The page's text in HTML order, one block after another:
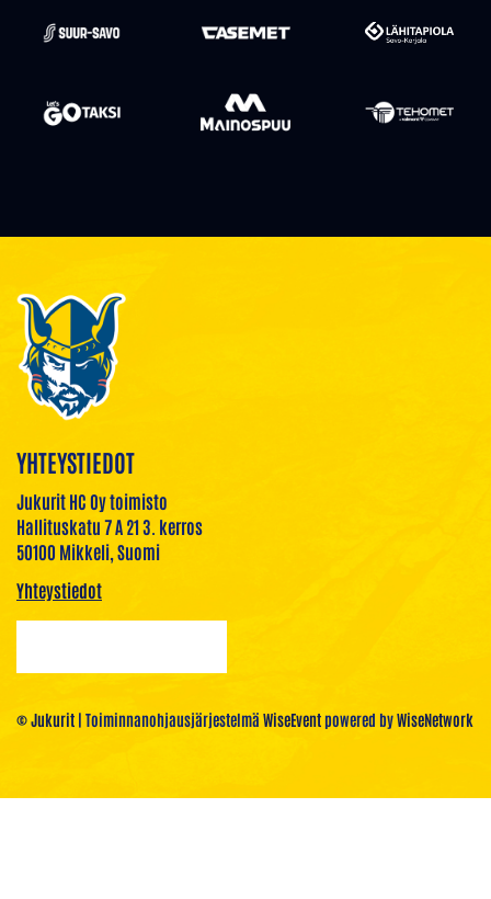
YHTEYSTIEDOT
Jukurit HC Oy toimisto
Hallituskatu 7 A 21 3. kerros
50100 Mikkeli, Suomi
Yhteystiedot
© Jukurit | Toiminnanohjausjärjestelmä WiseEventpowered byWiseNetwork